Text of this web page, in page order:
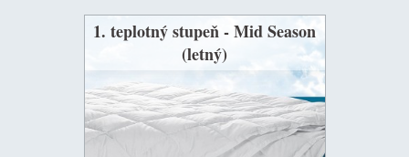
1. teplotný stupeň - Mid Season
(letný)